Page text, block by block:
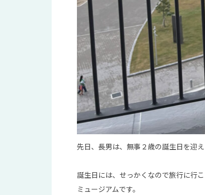
先日、長男は、無事２歳の誕生日を迎
誕生日には、せっかくなので旅行に行
ミュージアムです。